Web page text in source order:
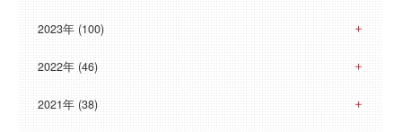
2023年 (100)
2022年 (46)
2021年 (38)